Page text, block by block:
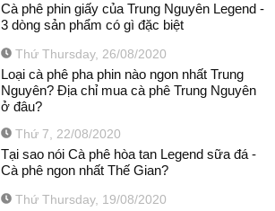
Cà phê phin giấy của Trung Nguyên Legend -
3 dòng sản phẩm có gì đặc biệt
Thứ Thursday, 26/08/2020
Loại cà phê pha phin nào ngon nhất Trung
Nguyên? Địa chỉ mua cà phê Trung Nguyên
ở đâu?
Thứ 7, 22/08/2020
Tại sao nói Cà phê hòa tan Legend sữa đá -
Cà phê ngon nhất Thế Gian?
Thứ Thursday, 19/08/2020